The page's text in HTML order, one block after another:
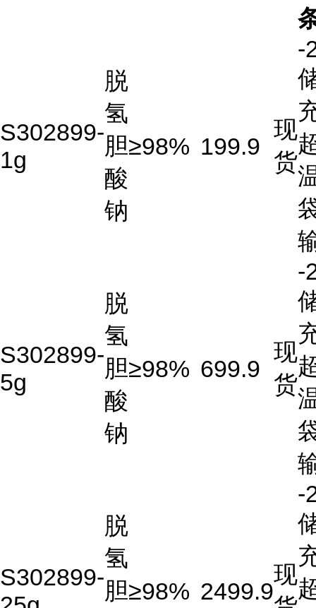
S302899-
1g
脱
氢
胆
酸
钠
≥98% 199.9
现
货
-
S302899-
5g
脱
氢
胆
酸
钠
≥98% 699.9
现
货
-
S302899-
脱
氢
胆≥98% 2499.9
现
-